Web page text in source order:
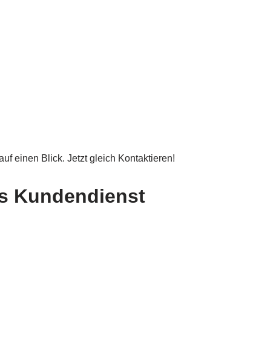
einen Blick. Jetzt gleich Kontaktieren!
Kundendienst